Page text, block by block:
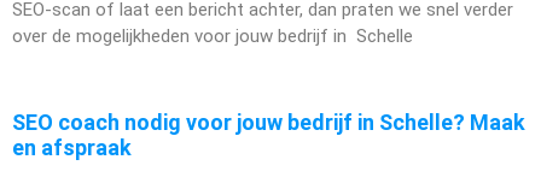
SEO-scan of laat een bericht achter, dan praten we snel verder
over de mogelijkheden voor jouw bedrijf in Schelle
SEO coach nodig voor jouw bedrijf in Schelle? Maak
en afspraak